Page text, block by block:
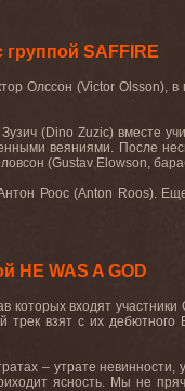
SAFFIRE
Олссон (Victor Olsson),
(Dino Zuzic) вместе
веяниями. После
(Gustav Elowson,
Роос (Anton Roos).
HE WAS A GOD
которых входят участники
трек взят с их дебютного
– утрате
ясность. Мы не